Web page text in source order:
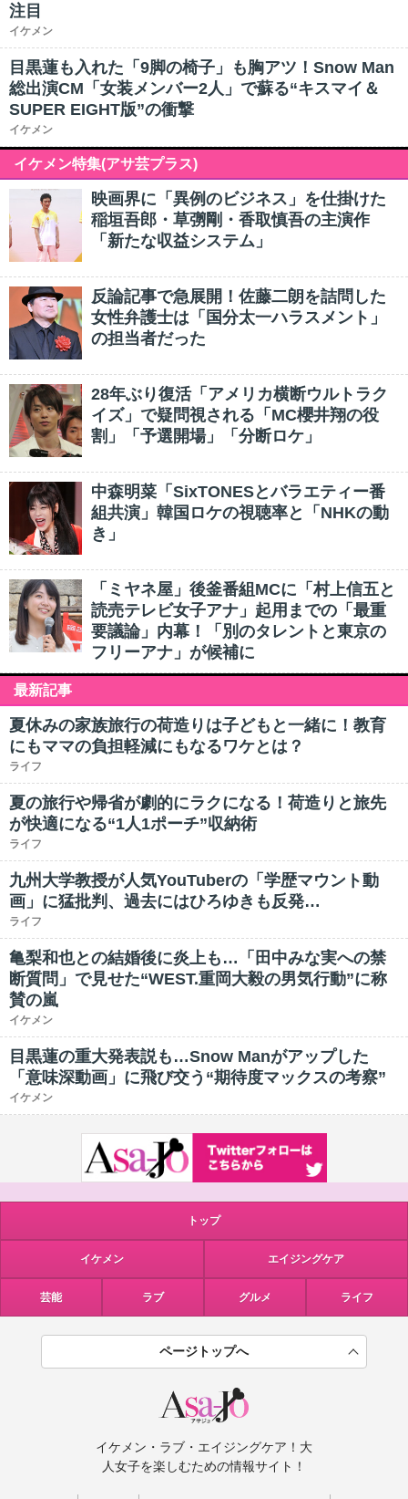
注目
イケメン
目黒蓮も入れた「9脚の椅子」も胸アツ！Snow Man
総出演CM「女装メンバー2人」で蘇る“キスマイ＆
SUPER EIGHT版”の衝撃
イケメン
イケメン特集(アサ芸プラス)
映画界に「異例のビジネス」を仕掛けた
稲垣吾郎・草彅剛・香取慎吾の主演作
「新たな収益システム」
反論記事で急展開！佐藤二朗を詰問した
女性弁護士は「国分太一ハラスメント」
の担当者だった
28年ぶり復活「アメリカ横断ウルトラク
イズ」で疑問視される「MC櫻井翔の役
割」「予選開場」「分断ロケ」
中森明菜「SixTONESとバラエティー番
組共演」韓国ロケの視聴率と「NHKの動
き」
「ミヤネ屋」後釜番組MCに「村上信五と
読売テレビ女子アナ」起用までの「最重
要議論」内幕！「別のタレントと東京の
フリーアナ」が候補に
最新記事
夏休みの家族旅行の荷造りは子どもと一緒に！教育
にもママの負担軽減にもなるワケとは？
ライフ
夏の旅行や帰省が劇的にラクになる！荷造りと旅先
が快適になる“1人1ポーチ”収納術
ライフ
九州大学教授が人気YouTuberの「学歴マウント動
画」に猛批判、過去にはひろゆきも反発…
ライフ
亀梨和也との結婚後に炎上も…「田中みな実への禁
断質問」で見せた“WEST.重岡大毅の男気行動”に称
賛の嵐
イケメン
目黒蓮の重大発表説も…Snow Manがアップした
「意味深動画」に飛び交う“期待度マックスの考察”
イケメン
トップ
イケメン エイジングケア
芸能 ラブ グルメ ライフ
ページトップへ
イケメン・ラブ・エイジングケア！大
人女子を楽しむための情報サイト！